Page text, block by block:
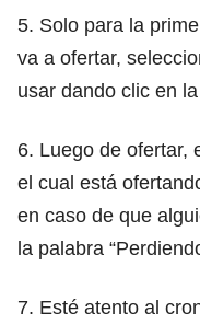
5. Solo para la
va a ofertar,
usar dando clic en la
6. Luego de ofertar,
el cual está
en caso de que
la palabra
7. Esté atento al